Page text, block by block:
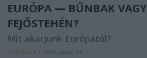
EURÓPA — BŰNBAK VAGY
FEJŐSTEHÉN?
Mit akarjunk Európától?
enikalovics • 2020. július 14.